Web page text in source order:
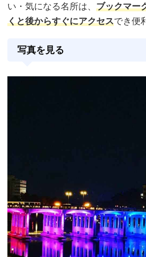
い・気になる名所は、 ブックマー
くと後からすぐにアクセスでき便
写真を見る